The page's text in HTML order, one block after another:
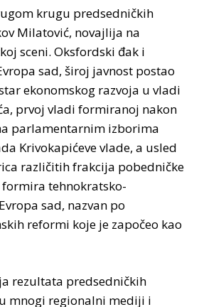
krugu predsedničkih
Milatović, novajlija na
sceni. Oksfordski đak i
sad, široj javnost postao
ekonomskog razvoja u vladi
prvoj vladi formiranoj nakon
parlamentarnim izborima
Krivokapićeve vlade, a usled
različitih frakcija pobedničke
tehnokratsko-
sad, nazvan po
reformi koje je započeo kao
rezultata predsedničkih
mnogi regionalni mediji i